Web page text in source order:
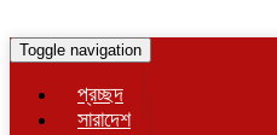
Toggle navigation
প্রচ্ছদ
সারাদেশ